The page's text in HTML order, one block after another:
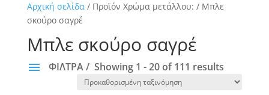
Αρχική σελίδα/ Προϊόν Χρώμα μετάλλου: / Μπλε
σκούρο σαγρέ
Μπλε σκούρο σαγρέ
ΦΙΛΤΡΑ Showing 1 - 20 of 111 results